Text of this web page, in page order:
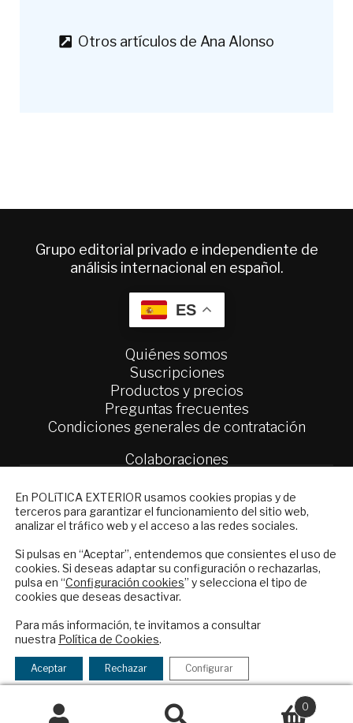
Otros artículos de Ana Alonso
Grupo editorial privado e independiente de
análisis internacional en español.
ES
Quiénes somos
Suscripciones
Productos y precios
Preguntas frecuentes
Condiciones generales de contratación
Colaboraciones
Contacto
Política Exterior
Informe Semanal de Política Exterior
Afkar/Ideas
© 2026 - Fundación Análisis de Política
Legal|Política de Privacidad y de Cookies
0
Financiado por el Programa KIT Digital. Plan de
En POLíTICA EXTERIOR usamos cookies propias y de
terceros para garantizar el funcionamiento del sitio web,
analizar el tráfico web y el acceso a las redes sociales.
Si pulsas en “Aceptar”, entendemos que consientes el uso de
cookies. Si deseas adaptar su configuración o rechazarlas,
pulsa en “Configuración cookies” y selecciona el tipo de
cookies que deseas desactivar.
Para más información, te invitamos a consultar
nuestra Política de Cookies.
Aceptar Rechazar Configurar
NEWSLETTER
Suscríbase a nuestro boletín electrónico y
reciba en su correo el mejor análisis
internacional en español.
Checkbox
acepto
la
política
política de privacidad